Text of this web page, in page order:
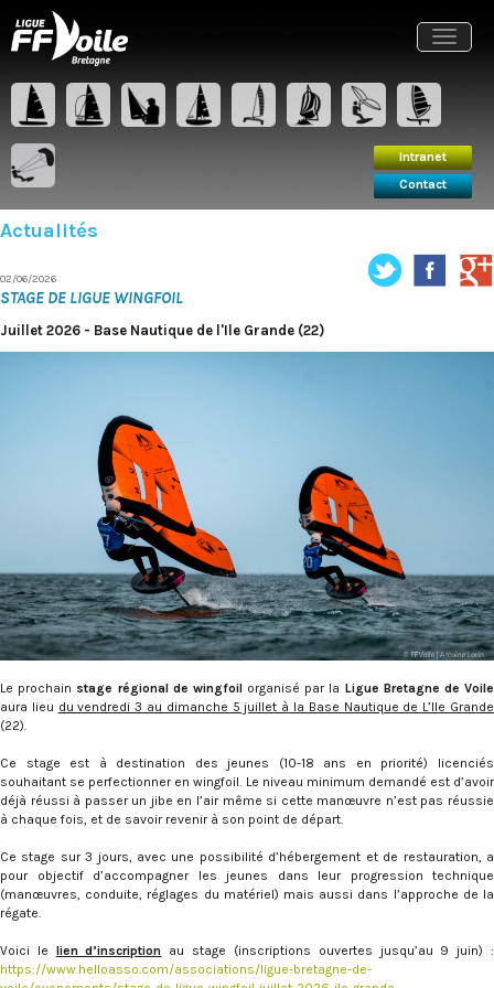
Actualités
02/06/2026
STAGE DE LIGUE WINGFOIL
Juillet 2026 - Base Nautique de l'Ile Grande (22)
Le prochain stage régional de wingfoilorganisé par la Ligue Bretagne de Voile
aura lieu du vendredi 3 au dimanche 5 juillet à la Base Nautique de L’Ile Grande
(22).
Ce stage est à destination des jeunes (10-18 ans en priorité) licenciés
souhaitant se perfectionner en wingfoil. Le niveau minimum demandé est d’avoir
déjà réussi à passer un jibe en l’air même si cette manœuvre n’est pas réussie
à chaque fois, et de savoir revenir à son point de départ.
Ce stage sur 3 jours, avec une possibilité d’hébergement et de restauration, a
pour objectif d’accompagner les jeunes dans leur progression technique
(manœuvres, conduite, réglages du matériel) mais aussi dans l’approche de la
régate.
Voici le lien d’inscription au stage (inscriptions ouvertes jusqu’au 9 juin) :
https://www.helloasso.com/associations/ligue-bretagne-de-
Intranet
Contact
Intranet
Toggle